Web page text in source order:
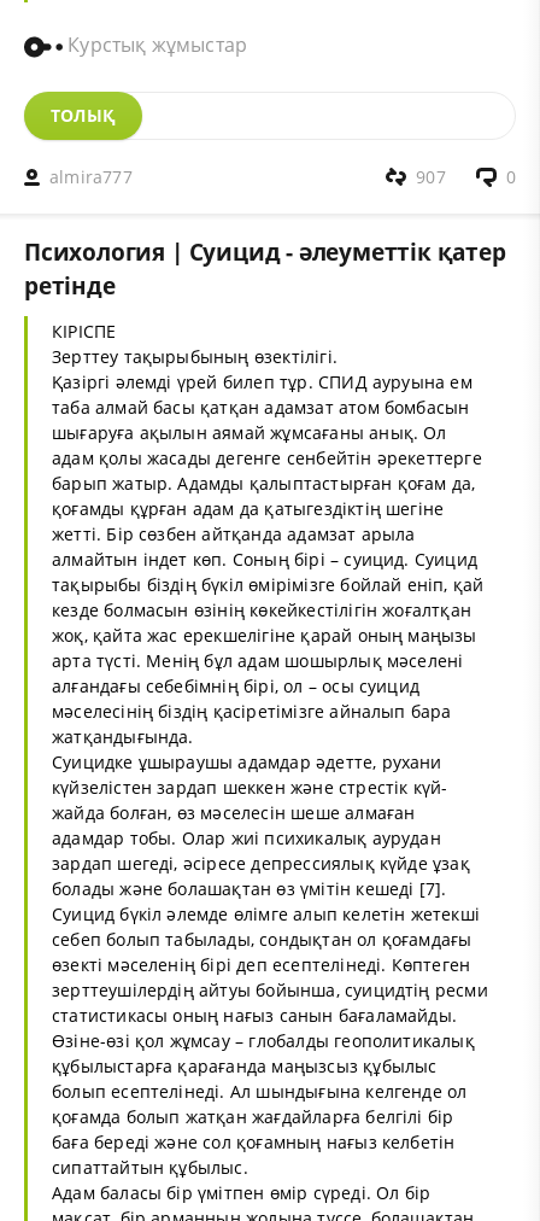
Курстық жұмыстар
ТОЛЫҚ
almira777 0
907
Психология | Суицид - әлеуметтік қатер
ретінде
КІРІСПЕ
Зерттеу тақырыбының өзектілігі.
Қазіргі әлемді үрей билеп тұр. СПИД ауруына ем
таба алмай басы қатқан адамзат атом бомбасын
шығаруға ақылын аямай жұмсағаны анық. Ол
адам қолы жасады дегенге сенбейтін әрекеттерге
барып жатыр. Адамды қалыптастырған қоғам да,
қоғамды құрған адам да қатыгездіктің шегіне
жетті. Бір сөзбен айтқанда адамзат арыла
алмайтын індет көп. Соның бірі – суицид. Суицид
тақырыбы біздің бүкіл өмірімізге бойлай еніп, қай
кезде болмасын өзінің көкейкестілігін жоғалтқан
жоқ, қайта жас ерекшелігіне қарай оның маңызы
арта түсті. Менің бұл адам шошырлық мәселені
алғандағы себебімнің бірі, ол – осы суицид
мәселесінің біздің қасіретімізге айналып бара
жатқандығында.
Суицидке ұшыраушы адамдар әдетте, рухани
күйзелістен зардап шеккен және стрестік күй-
жайда болған, өз мәселесін шеше алмаған
адамдар тобы. Олар жиі психикалық аурудан
зардап шегеді, әсіресе депрессиялық күйде ұзақ
болады және болашақтан өз үмітін кешеді [7].
Суицид бүкіл әлемде өлімге алып келетін жетекші
себеп болып табылады, сондықтан ол қоғамдағы
өзекті мәселенің бірі деп есептелінеді. Көптеген
зерттеушілердің айтуы бойынша, суицидтің ресми
статистикасы оның нағыз санын бағаламайды.
Өзіне-өзі қол жұмсау – глобалды геополитикалық
құбылыстарға қарағанда маңызсыз құбылыс
болып есептелінеді. Ал шындығына келгенде ол
қоғамда болып жатқан жағдайларға белгілі бір
баға береді және сол қоғамның нағыз келбетін
сипаттайтын құбылыс.
Адам баласы бір үмітпен өмір сүреді. Ол бір